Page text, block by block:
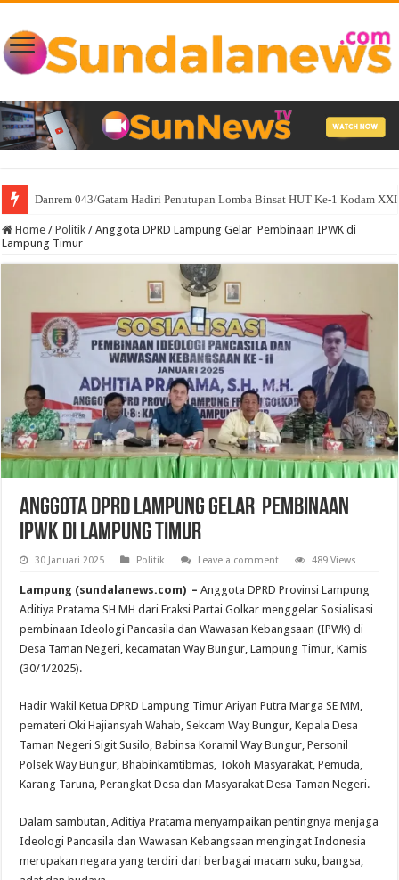
Danrem 043/Gatam Hadiri Penutupan Lomba Binsat HUT Ke-1 Kodam
Home / Politik / Anggota DPRD Lampung Gelar Pembinaan IPWK di
Lampung Timur
Anggota DPRD Lampung Gelar Pembinaan
IPWK di Lampung Timur
30 Januari 2025 Politik Leave a comment 489 Views
Lampung (sundalanews.com) – Anggota DPRD Provinsi Lampung
Aditiya Pratama SH MH dari Fraksi Partai Golkar menggelar Sosialisasi
pembinaan Ideologi Pancasila dan Wawasan Kebangsaan (IPWK) di
Desa Taman Negeri, kecamatan Way Bungur, Lampung Timur, Kamis
(30/1/2025).
Hadir Wakil Ketua DPRD Lampung Timur Ariyan Putra Marga SE MM,
pemateri Oki Hajiansyah Wahab, Sekcam Way Bungur, Kepala Desa
Taman Negeri Sigit Susilo, Babinsa Koramil Way Bungur, Personil
Polsek Way Bungur, Bhabinkamtibmas, Tokoh Masyarakat, Pemuda,
Karang Taruna, Perangkat Desa dan Masyarakat Desa Taman Negeri.
Dalam sambutan, Aditiya Pratama menyampaikan pentingnya menjaga
Ideologi Pancasila dan Wawasan Kebangsaan mengingat Indonesia
merupakan negara yang terdiri dari berbagai macam suku, bangsa,